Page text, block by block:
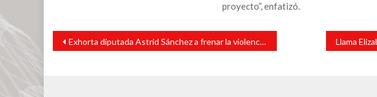
proyecto”, enfatizó.
Navegación
entradas
Exhorta diputada Astrid Sánchez a frenar la violencia que sufren mujeres